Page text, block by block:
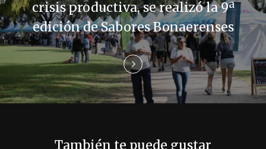
e
e
n
t
r
crisis productiva, se realizó la 9ª
edición de Sabores Bonaerenses
También te puede gustar